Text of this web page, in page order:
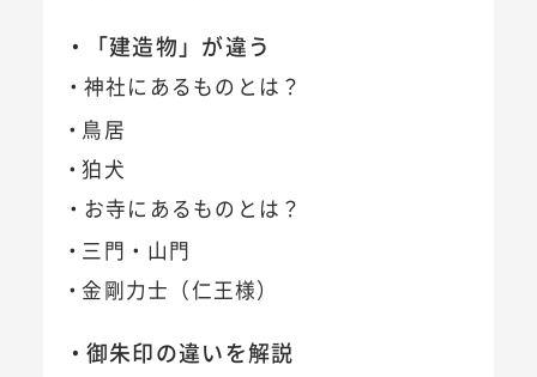
「建造物」が違う
神社にあるものとは？
鳥居
狛犬
お寺にあるものとは？
三門・山門
金剛力士（仁王様）
御朱印の違いを解説